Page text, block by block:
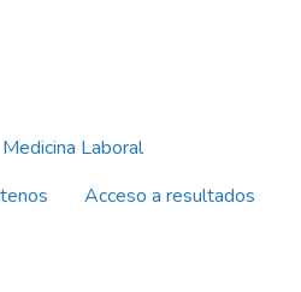
Medicina Laboral
Acceso a resultados